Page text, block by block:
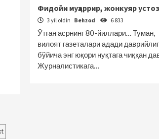
Фидойи муҳаррир, жонкуяр устоз
3 yil oldin Behzod 6 833
Ўтган асрнинг 80-йиллари… Туман,
вилоят газеталари адади
бўйича энг юқори нуқтага чиққан
Журналистикага…